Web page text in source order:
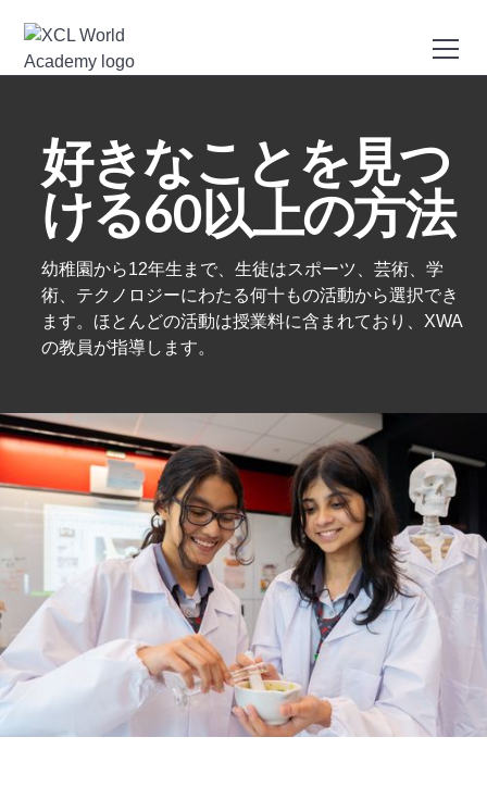
好きなことを見つ
ける60以上の方法
幼稚園から12年生まで、生徒はスポーツ、芸術、学
術、テクノロジーにわたる何十もの活動から選択でき
ます。ほとんどの活動は授業料に含まれており、XWA
の教員が指導します。